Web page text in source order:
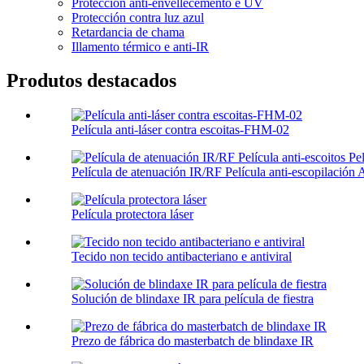
Protección contra luz azul
Retardancia de chama
Illamento térmico e anti-IR
Produtos destacados
Película anti-láser contra escoitas-FHM-02
Película de atenuación IR/RF Película anti-escopilación
Película protectora láser
Tecido non tecido antibacteriano e antiviral
Solución de blindaxe IR para película de fiestra
Prezo de fábrica do masterbatch de blindaxe IR